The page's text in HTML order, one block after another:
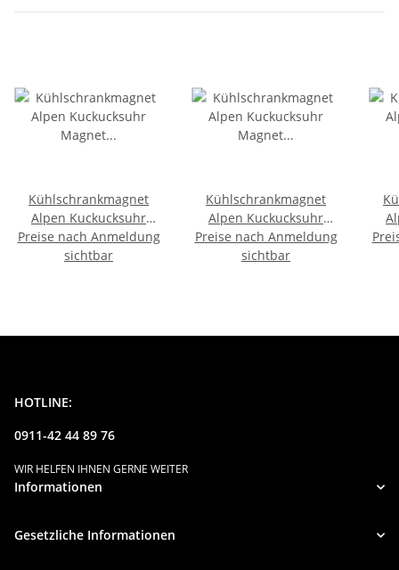
Kühlschrankmagnet
Alpen Kuckucksuhr
Magnet
LiebespaarMitbringsel
Preise nach Anmeldung
sichtbar
Kühlschrankmagnet
Alpen Kuckucksuhr
Magnet
Urlaubserinnerung
Preise nach Anmeldung
sichtbar
HOTLINE:
0911-42 44 89 76
WIR HELFEN IHNEN GERNE WEITER
Informationen
Gesetzliche Informationen